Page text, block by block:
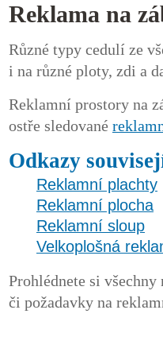
Reklama na
Různé typy cedulí ze
i na různé ploty, zdi a
Reklamní prostory na
ostře sledované
Odkazy
Reklamní plachty
Reklamní plocha
Reklamní sloup
Velkoplošná
Prohlédnete si všechny
či požadavky na